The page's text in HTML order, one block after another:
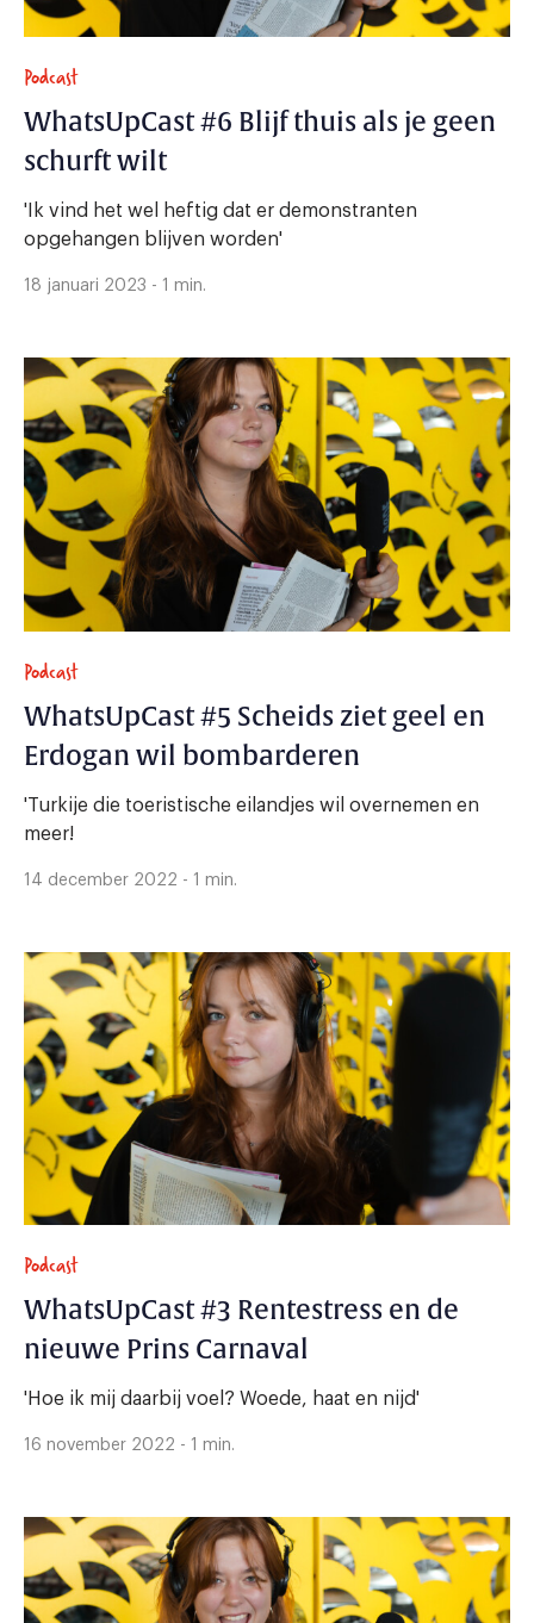
Podcast
WhatsUpCast #6 Blijf thuis als je geen
schurft wilt
'Ik vind het wel heftig dat er demonstranten
opgehangen blijven worden'
18 januari 2023 - 1 min.
Podcast
WhatsUpCast #5 Scheids ziet geel en
Erdogan wil bombarderen
'Turkije die toeristische eilandjes wil overnemen en
meer!
14 december 2022 - 1 min.
Podcast
WhatsUpCast #3 Rentestress en de
nieuwe Prins Carnaval
'Hoe ik mij daarbij voel? Woede, haat en nijd'
16 november 2022 - 1 min.